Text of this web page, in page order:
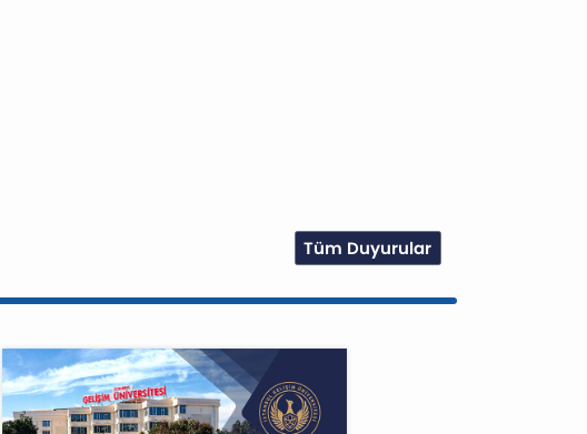
Tüm Duyurular